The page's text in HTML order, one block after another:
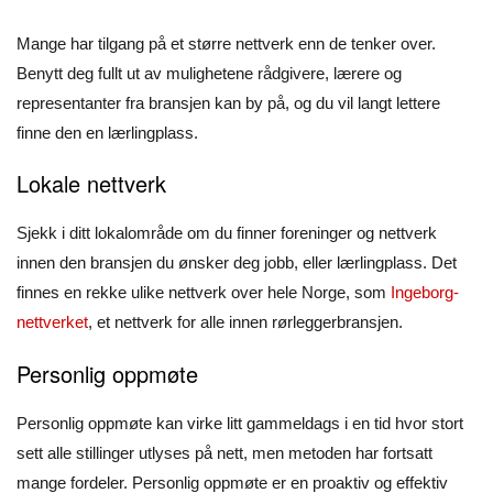
Mange har tilgang på et større nettverk enn de tenker over.
Benytt deg fullt ut av mulighetene rådgivere, lærere og
representanter fra bransjen kan by på, og du vil langt lettere
finne den en lærlingplass.
Lokale nettverk
Sjekk i ditt lokalområde om du finner foreninger og nettverk
innen den bransjen du ønsker deg jobb, eller lærlingplass. Det
finnes en rekke ulike nettverk over hele Norge, som Ingeborg-
nettverket, et nettverk for alle innen rørleggerbransjen.
Personlig oppmøte
Personlig oppmøte kan virke litt gammeldags i en tid hvor stort
sett alle stillinger utlyses på nett, men metoden har fortsatt
mange fordeler. Personlig oppmøte er en proaktiv og effektiv